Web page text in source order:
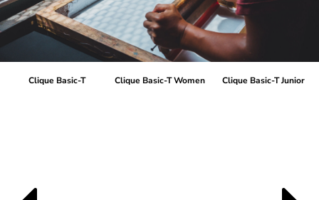
Clique Basic-T Clique Basic-T Women Clique Basic-T Junior